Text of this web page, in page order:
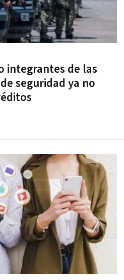
integrantes de las
seguridad ya no